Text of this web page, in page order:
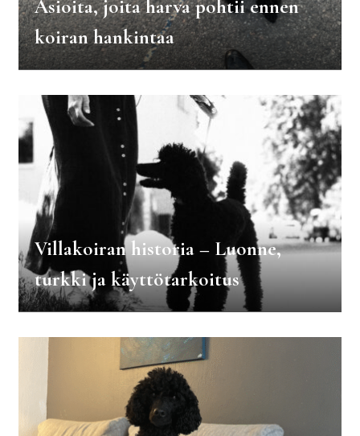
Asioita, joita harva pohtii ennen
koiran hankintaa
Villakoiran historia – Luonne,
turkki ja käyttötarkoitus